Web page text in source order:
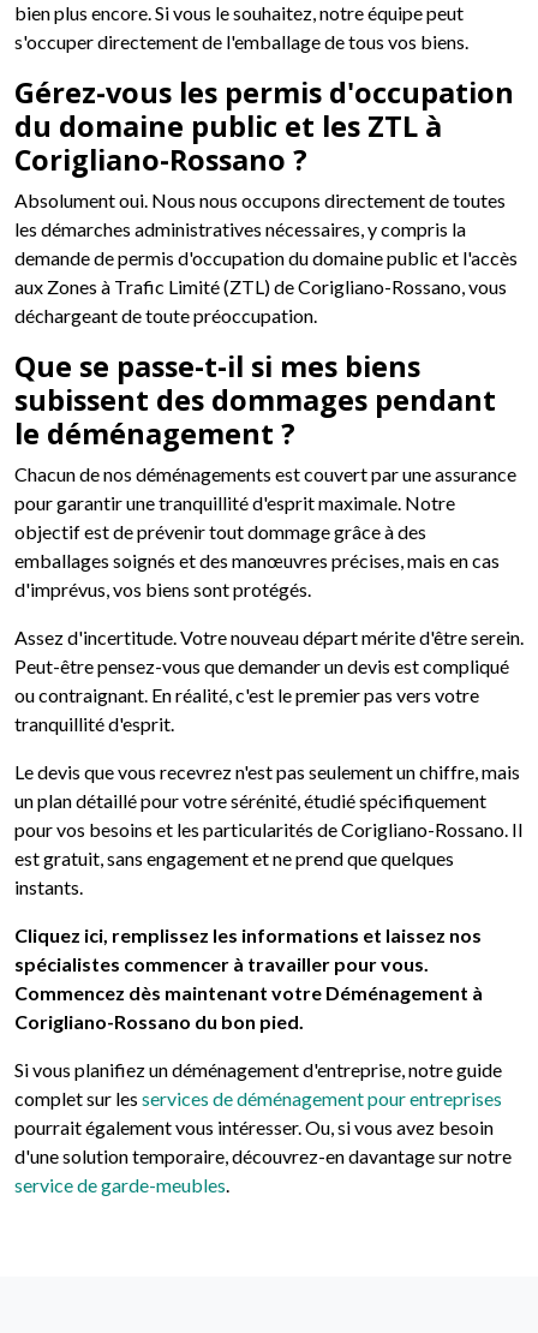
bien plus encore. Si vous le souhaitez, notre équipe peut
s'occuper directement de l'emballage de tous vos biens.
Gérez-vous les permis d'occupation
du domaine public et les ZTL à
Corigliano-Rossano ?
Absolument oui. Nous nous occupons directement de toutes
les démarches administratives nécessaires, y compris la
demande de permis d'occupation du domaine public et l'accès
aux Zones à Trafic Limité (ZTL) de Corigliano-Rossano, vous
déchargeant de toute préoccupation.
Que se passe-t-il si mes biens
subissent des dommages pendant
le déménagement ?
Chacun de nos déménagements est couvert par une assurance
pour garantir une tranquillité d'esprit maximale. Notre
objectif est de prévenir tout dommage grâce à des
emballages soignés et des manœuvres précises, mais en cas
d'imprévus, vos biens sont protégés.
Assez d'incertitude. Votre nouveau départ mérite d'être serein.
Peut-être pensez-vous que demander un devis est compliqué
ou contraignant. En réalité, c'est le premier pas vers votre
tranquillité d'esprit.
Le devis que vous recevrez n'est pas seulement un chiffre, mais
un plan détaillé pour votre sérénité, étudié spécifiquement
pour vos besoins et les particularités de Corigliano-Rossano. Il
est gratuit, sans engagement et ne prend que quelques
instants.
Cliquez ici, remplissez les informations et laissez nos
spécialistes commencer à travailler pour vous.
Commencez dès maintenant votre Déménagement à
Corigliano-Rossano du bon pied.
Si vous planifiez un déménagement d'entreprise, notre guide
complet sur les services de déménagement pour entreprises
pourrait également vous intéresser. Ou, si vous avez besoin
d'une solution temporaire, découvrez-en davantage sur notre
service de garde-meubles.